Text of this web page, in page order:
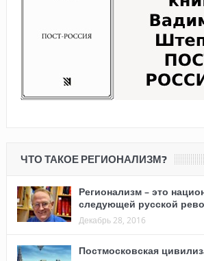
ЧТО ТАКОЕ РЕГИОНАЛИЗМ?
Регионализм – это
следующей русской
Декабрь 28, 2016
Постмосковская